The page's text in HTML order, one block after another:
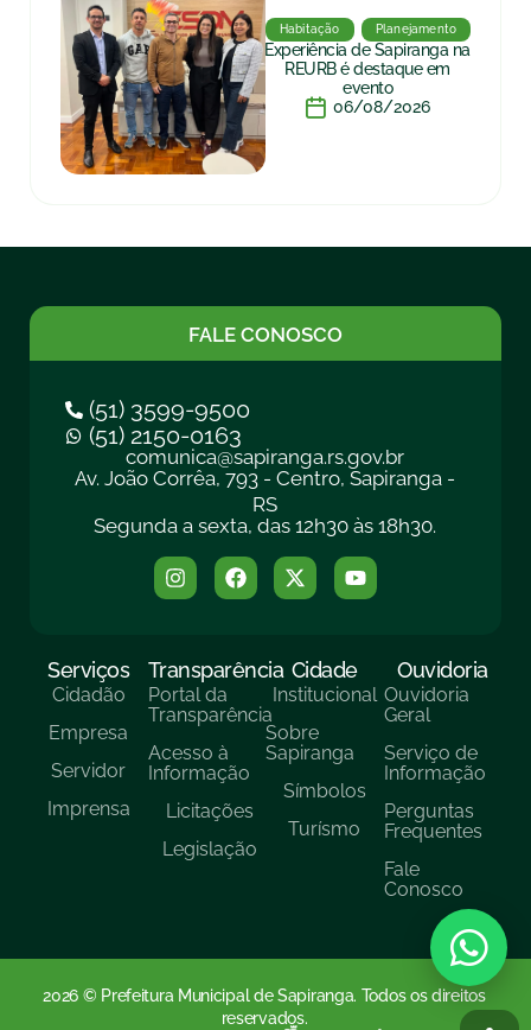
Habitação Planejamento
Experiência de Sapiranga na
REURB é destaque em
evento
06/08/2026
FALE CONOSCO
(51) 3599-9500
(51) 2150-0163
comunica@sapiranga.rs.gov.br
Av. João Corrêa, 793 - Centro, Sapiranga -
RS
Segunda a sexta, das 12h30 às 18h30.
Serviços
Cidadão
Empresa
Servidor
Imprensa
Transparência
Portal da
Transparência
Acesso à
Informação
Licitações
Legislação
Cidade
Institucional
Sobre
Sapiranga
Símbolos
Turísmo
Ouvidoria
Ouvidoria
Geral
Serviço de
Informação
Perguntas
Frequentes
Fale
Conosco
2026 © Prefeitura Municipal de Sapiranga. Todos os direitos
reservados.